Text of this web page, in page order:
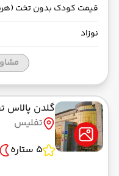
قیمت کودک بدون تخت
نوزاد
گلدن پالاس
تفلیس
5 ستاره